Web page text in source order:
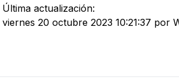
Última actualización:
viernes 20 octubre 2023 10:21:37 por